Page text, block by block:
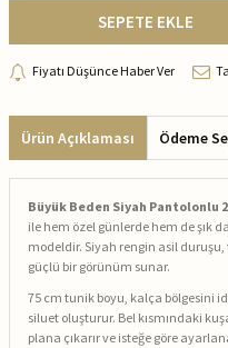
SEPETE EKLE
Fiyatı Düşünce Haber Ver
Ürün Açıklaması Ödeme
Büyük Beden Siyah Pantolonlu
ile hem özel günlerde hem de şık
modeldir. Siyah rengin asil
güçlü bir görünüm sunar.
75 cm tunik boyu, kalça bölgesini
siluet oluşturur. Bel kısmındaki
plana çıkarır ve isteğe göre